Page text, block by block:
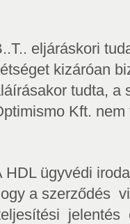
eljáráskori
kizáróan
tudta, a
Kft.
HDL ügyvédi
a szerződés
jelentés